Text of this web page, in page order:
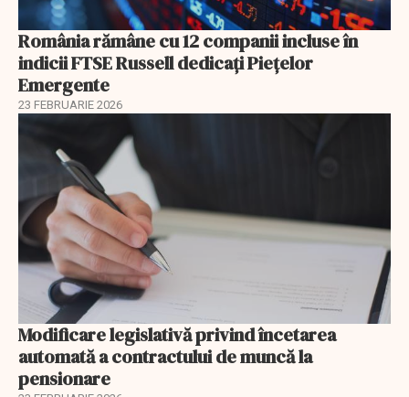
România rămâne cu 12 companii incluse în
indicii FTSE Russell dedicați Piețelor
Emergente
23 FEBRUARIE 2026
Modificare legislativă privind încetarea
automată a contractului de muncă la
pensionare